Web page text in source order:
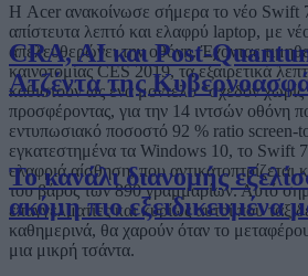
CRA, AI και Post-
Ατζέντα της
Το κανάλι διανομής
ακόμη πιο εξειδικευμένα
Η Acer ανακοίνωσε σήμερα το νέο Swift
απίστευτα λεπτό και ελαφρύ laptop, με
απελευθερώνει την οθόνη. Έχοντας
καινοτομίας CES 2019, τα εξαιρετικά
καθιστούν ως ένα μοντέλο “σχεδόν χωρίς
προσφέροντας, για την 14 ιντσών οθόνη
εντυπωσιακό ποσοστό 92 % ratio screen-
εγκατεστημένα τα Windows 10, το Swift 7
ελαφριά αίσθηση, που αντικατοπτρίζεται
του βάρος των 890 γραμμαρίων. Αυτό
επαγγελματίες και κυρίως αυτοί που
καθημερινά, θα χαρούν όταν το
μια μικρή τσάντα.